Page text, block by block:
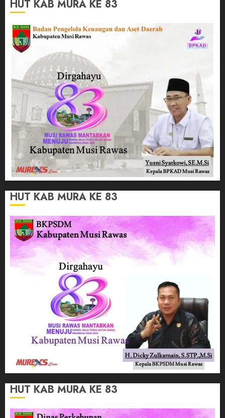
HUT KAB MURA KE 83
HUT KAB MURA KE 83
HUT KAB MURA KE 83